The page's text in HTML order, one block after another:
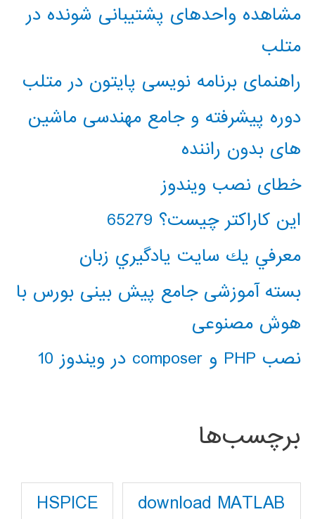
مشاهده واحدهای پشتیبانی شونده در
متلب
راهنمای برنامه نویسی پایتون در متلب
دوره پیشرفته و جامع مهندسی ماشین
های بدون راننده
خطای نصب ویندوز
این کاراکتر چیست؟ 65279
معرفي يك سايت يادگيري زبان
بسته آموزشی جامع پیش بینی بورس با
هوش مصنوعی
نصب PHP و composer در ویندوز 10
برچسب‌ها
download MATLAB
HSPICE